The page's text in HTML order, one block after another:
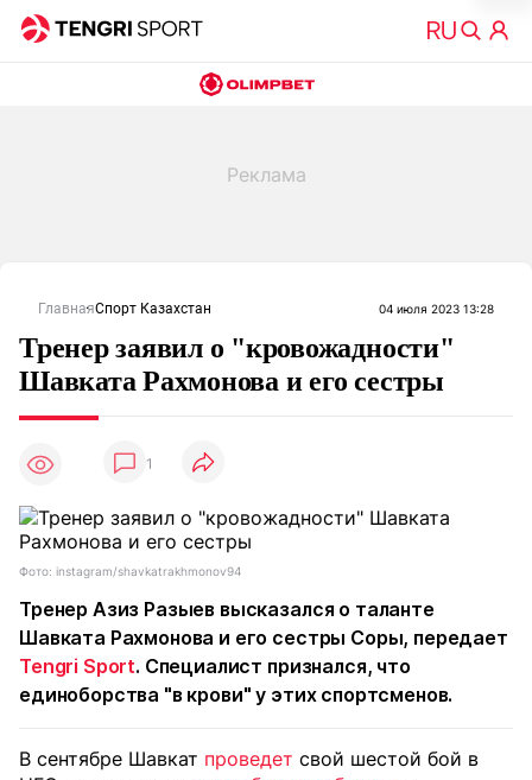
ГлавнаяСпорт Казахстан 04 июля 2023 13:28
Тренер заявил о "кровожадности"
Шавката Рахмонова и его сестры
1
Фото: instagram/shavkatrakhmonov94
Тренер Азиз Разыев высказался о таланте
Шавката Рахмонова и его сестры Соры, передает
Tengri Sport. Специалист признался, что
единоборства "в крови" у этих спортсменов.
В сентябре Шавкат проведет свой шестой бой в